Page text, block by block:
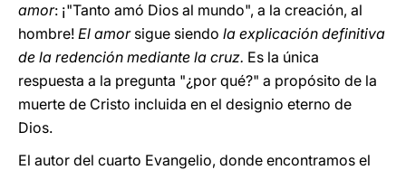
amor: ¡"Tanto amó Dios al mundo", a la creación, al
hombre! El amorsigue siendo la explicación definitiva
de la redención mediante la cruz. Es la única
respuesta a la pregunta "¿por qué?" a propósito de la
muerte de Cristo incluida en el designio eterno de
Dios.
El autor del cuarto Evangelio, donde encontramos el